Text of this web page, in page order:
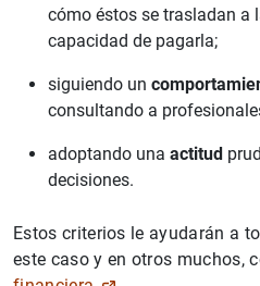
cómo éstos se trasladan a
capacidad de pagarla;
siguiendo un
consultando a
adoptando una actitud
decisiones.
Estos criterios le ayudarán a
este caso y en otros muchos,